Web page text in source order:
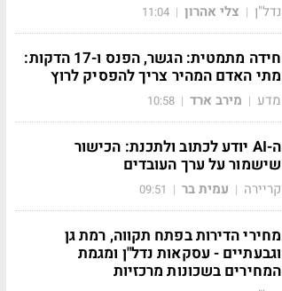
נדל"ן | צלי אהרון |
11:04
חידה מתמטית: הגשר, הפנס ו-17 הדקות:
מתי האדם המהיר צריך להפסיק לרוץ
מדע | מירב ארד |
10:58
ה-AI יודע לכתוב ולתכנת: הכישור
שישמור על ערך העובדים
קריירה | עמית בר |
09:51
מחירי הדירות בפתח תקווה, רמת גן
וגבעתיים - עסקאות נדל"ן ומגמת
המחירים בשכונות מרכזיות